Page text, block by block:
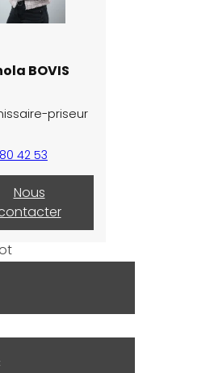
BOVIS
priseur
42 53
Nous